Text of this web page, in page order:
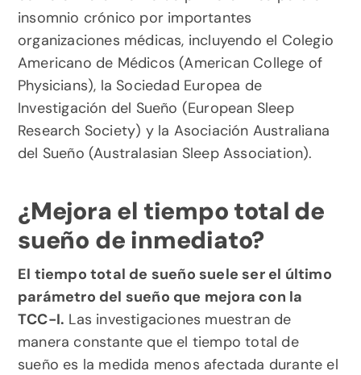
insomnio crónico por importantes
organizaciones médicas, incluyendo el Colegio
Americano de Médicos (American College of
Physicians), la Sociedad Europea de
Investigación del Sueño (European Sleep
Research Society) y la Asociación Australiana
del Sueño (Australasian Sleep Association).
¿Mejora el tiempo total de
sueño de inmediato?
El tiempo total de sueño suele ser el último
parámetro del sueño que mejora con la
TCC-I. Las investigaciones muestran de
manera constante que el tiempo total de
sueño es la medida menos afectada durante el